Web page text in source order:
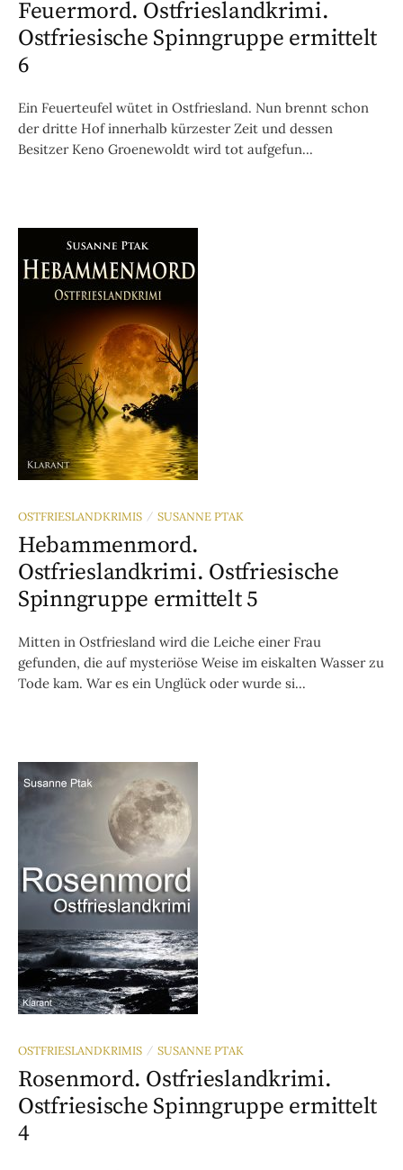
Feuermord. Ostfrieslandkrimi.
Ostfriesische Spinngruppe ermittelt
6
Ein Feuerteufel wütet in Ostfriesland. Nun brennt schon
der dritte Hof innerhalb kürzester Zeit und dessen
Besitzer Keno Groenewoldt wird tot aufgefun...
OSTFRIESLANDKRIMIS / SUSANNE PTAK
Hebammenmord.
Ostfrieslandkrimi. Ostfriesische
Spinngruppe ermittelt 5
Mitten in Ostfriesland wird die Leiche einer Frau
gefunden, die auf mysteriöse Weise im eiskalten Wasser zu
Tode kam. War es ein Unglück oder wurde si...
OSTFRIESLANDKRIMIS / SUSANNE PTAK
Rosenmord. Ostfrieslandkrimi.
Ostfriesische Spinngruppe ermittelt
4